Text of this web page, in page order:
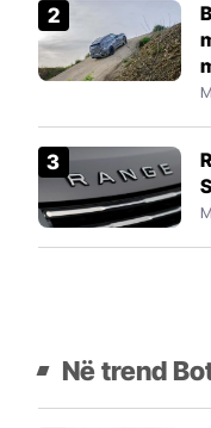
Në trend